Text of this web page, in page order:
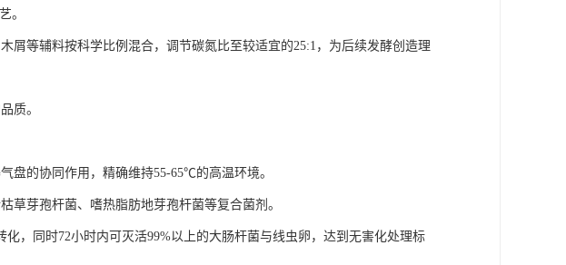
。
屑等辅料按科学比例混合，调节碳氮比至较适宜的25:1，为后续发酵创造理
质。
盘的协同作用，精确维持55-65℃的高温环境。
草芽孢杆菌、嗜热脂肪地芽孢杆菌等复合菌剂。
，同时72小时内可灭活99%以上的大肠杆菌与线虫卵，达到无害化处理标